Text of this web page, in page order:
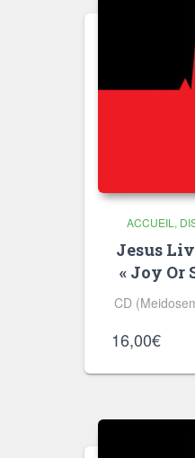
ACCUEIL
Jesus
« Joy Or
CD
16,00€